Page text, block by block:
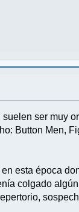
ser muy
Button Men,
esta época
colgado